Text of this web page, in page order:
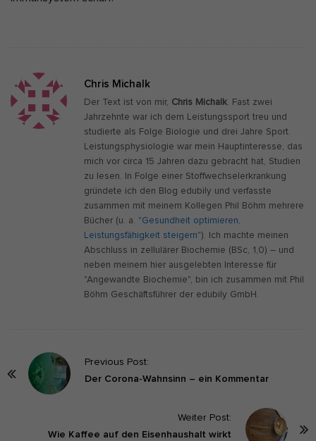
Chris Michalk
Der Text ist von mir, Chris Michalk. Fast zwei
Jahrzehnte war ich dem Leistungssport treu und
studierte als Folge Biologie und drei Jahre Sport.
Leistungsphysiologie war mein Hauptinteresse, das
mich vor circa 15 Jahren dazu gebracht hat, Studien
zu lesen. In Folge einer Stoffwechselerkrankung
gründete ich den Blog edubily und verfasste
zusammen mit meinem Kollegen Phil Böhm mehrere
Bücher (u. a. "Gesundheit optimieren,
Leistungsfähigkeit steigern"). Ich machte meinen
Abschluss in zellulärer Biochemie (BSc, 1,0) – und
neben meinem hier ausgelebten Interesse für
"Angewandte Biochemie", bin ich zusammen mit Phil
Böhm Geschäftsführer der edubily GmbH.
Previous Post:
Der Corona-Wahnsinn – ein Kommentar
Weiter Post:
Wie Kaffee auf den Eisenhaushalt wirkt